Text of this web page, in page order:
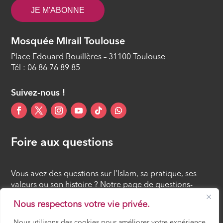
Nous respectons votre vie privée.
JE M'ABONNE
Mosquée Mirail Toulouse
Place Edouard Bouillères – 31100 Toulouse
Tél : 06 86 76 89 85
Suivez-nous !
Foire aux questions
Vous avez des questions sur l’Islam, sa pratique, ses
valeurs ou son histoire ? Notre page de questions-
réponses rassemble des réponses claires et accessibles
à tous, croyants ou simples curieux.